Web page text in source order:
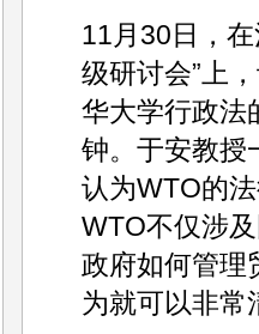
11月30日，
级研讨会”上
华大学行政法
钟。于安教授
认为WTO的
WTO不仅涉
政府如何管理
为就可以非常